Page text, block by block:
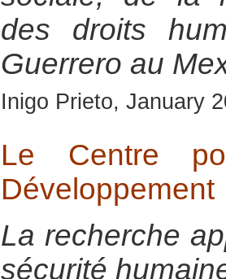
des droits
Guerrero au
Inigo Prieto, January
Le Centre
Développement
La recherche
sécurité